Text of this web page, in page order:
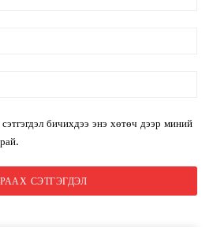
бичихдээ энэ хөтөч дээр миний